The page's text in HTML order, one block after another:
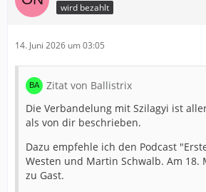
wird bezahlt
14. Juni 2026 um 03:05
Zitat von Ballistrix
Die Verbandelung mit Szilagyi ist
als von dir beschrieben.
Dazu empfehle ich den Podcast
Westen und Martin Schwalb. Am 18.
zu Gast.